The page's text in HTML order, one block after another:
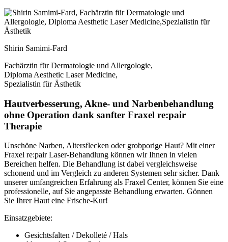
Shirin Samimi-Fard
Fachärztin für Dermatologie und Allergologie,
Diploma Aesthetic Laser Medicine,
Spezialistin für Ästhetik
Hautverbesserung, Akne- und Narbenbehandlung
ohne Operation dank sanfter Fraxel re:pair
Therapie
Unschöne Narben, Altersflecken oder grobporige Haut? Mit einer
Fraxel re:pair Laser-Behandlung können wir Ihnen in vielen
Bereichen helfen. Die Behandlung ist dabei vergleichsweise
schonend und im Vergleich zu anderen Systemen sehr sicher. Dank
unserer umfangreichen Erfahrung als Fraxel Center, können Sie eine
professionelle, auf Sie angepasste Behandlung erwarten. Gönnen
Sie Ihrer Haut eine Frische-Kur!
Einsatzgebiete:
Gesichtsfalten / Dekolleté / Hals